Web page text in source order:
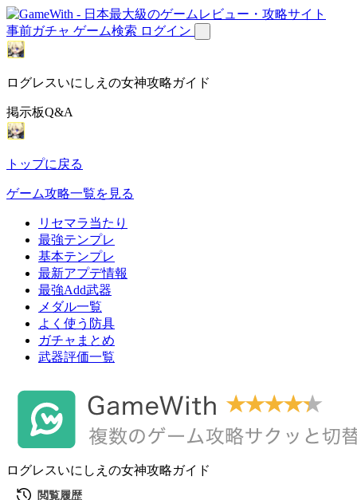
事前ガチャ ゲーム検索 ログイン
ログレスいにしえの女神攻略ガイド
掲示板Q&A
トップに戻る
ゲーム攻略一覧を見る
リセマラ当たり
最強テンプレ
基本テンプレ
最新アプデ情報
最強Add武器
メダル一覧
よく使う防具
ガチャまとめ
武器評価一覧
ログレスいにしえの女神攻略ガイド